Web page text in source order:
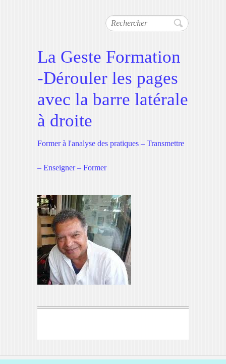
Rechercher
La Geste Formation
-Dérouler les pages
avec la barre latérale
à droite
Former à l'analyse des pratiques – Transmettre
– Enseigner – Former